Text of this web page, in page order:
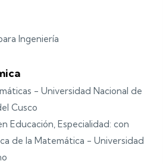
Ingeniería
- Universidad Nacional de
Cusco
Educación, Especialidad: con
de la Matemática - Universidad